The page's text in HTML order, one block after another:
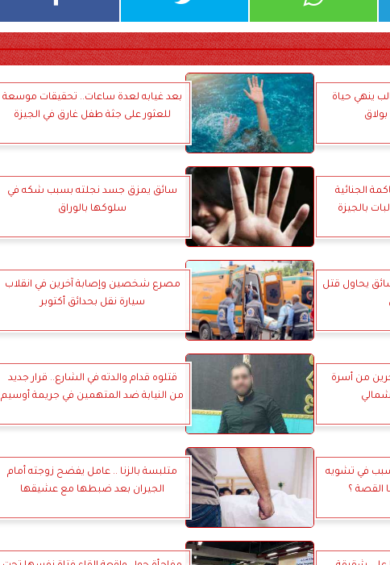
ينهي حياة
بعد غيابه لعدة ساعات.. تحقيقات موسعة
للعثور على جثة طفل غارق في الجيزة
الجنائية
بالجيزة
سائق يمزق جسد نجلته بسبب شكه في
سلوكها بالوراق
يحاول قتل
مصرع شخصين وإصابة آخرين في انقلاب
سيارة نقل بحدائق أكتوبر
شخصين وإنقاذ 2 آخرين من أسرة
قتلوه قدام والدته في الشارع.. قرار جديد
من النيابة ضد المتهمين في جريمة أوسيم
في تشويه
القصة ؟
متلبسة بالزنا .. عامل يفضح زوجته أمام
الجيران بعد ضبطها مع عشيقها